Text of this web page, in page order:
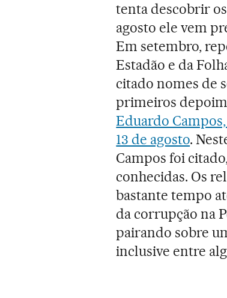
tenta descobrir
agosto ele vem
Em setembro,
Estadão e da
citado nomes de
primeiros
Eduardo
13 de agosto.
Campos foi
conhecidas. Os
bastante tempo
da corrupção na
pairando sobre
inclusive entre